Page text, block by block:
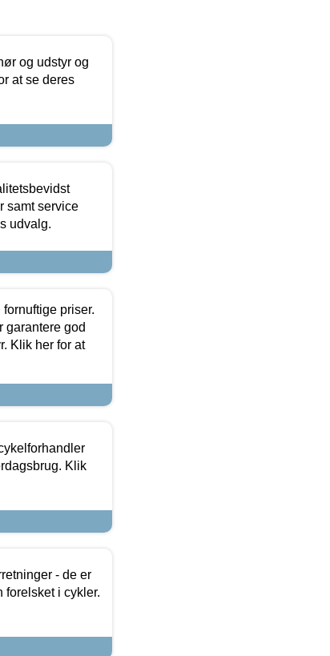
og udstyr og
at se deres
samt service
udvalg.
priser.
garantere god
Klik her for at
Klik
- de er
forelsket i cykler.